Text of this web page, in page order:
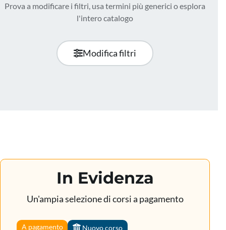
Prova a modificare i filtri, usa termini più generici o esplora
l'intero catalogo
Modifica filtri
In Evidenza
Un'ampia selezione di corsi a pagamento
A pagamento Nuovo corso